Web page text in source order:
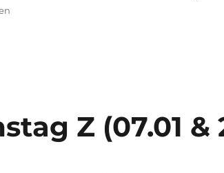
Z (07.01 &